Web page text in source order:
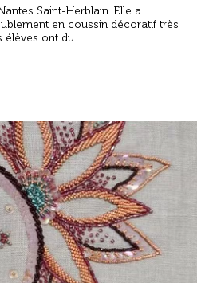
Saint-Herblain. Elle a
en coussin décoratif très
élèves ont du